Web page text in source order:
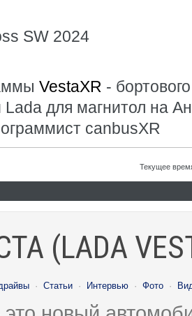
SW 2024
VestaXR -
Lada для магнитол на
canbusXR
Текущее
(LADA
· Статьи · Интервью · Фото ·